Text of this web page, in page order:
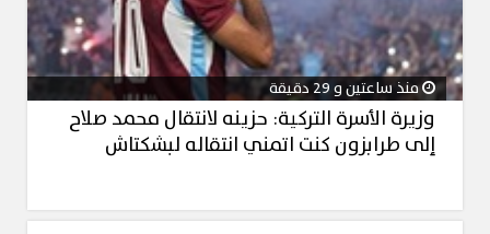
منذ ساعتين و 29 دقيقة
وزيرة الأسرة التركية: حزينه لانتقال محمد صلاح
إلى طرابزون كنت اتمني انتقاله لبشكتاش